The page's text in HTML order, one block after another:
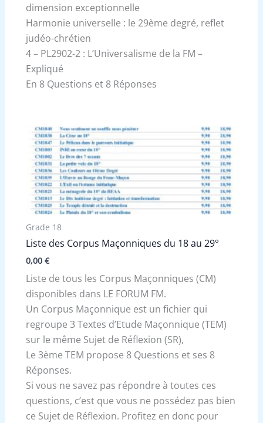
dimension exceptionnelle
Harmonie universelle : le 29ème degré, reflet
judéo-chrétien
4 – PL2902-2 : L’Universalisme de la FM –
Expliqué
En 8 Questions et 8 Réponses
Grade 18
Liste des Corpus Maçonniques du 18 au 29°
0,00 €
Liste de tous les Corpus Maçonniques (CM)
disponibles dans LE FORUM FM.
Un Corpus Maçonnique est un fichier qui
regroupe 3 Textes d’Etude Maçonnique (TEM)
sur le même Sujet de Réflexion (SR),
Le 3ème TEM propose 8 Questions et ses 8
Réponses.
Si vous ne savez pas répondre à toutes ces
questions, c’est que vous ne possédez pas bien
ce Sujet de Réflexion. Profitez en donc pour